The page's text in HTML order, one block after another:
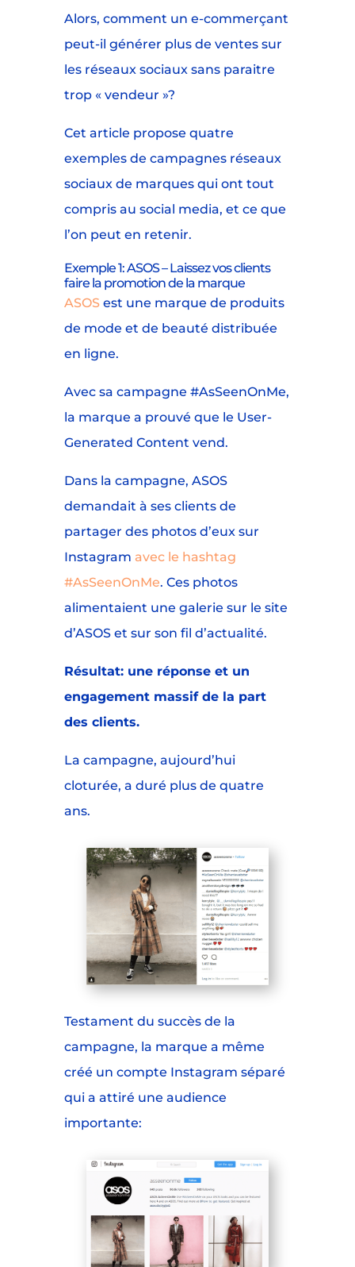
Alors, comment un e-commerçant
peut-il générer plus de ventes sur
les réseaux sociaux sans paraitre
trop « vendeur »?
Cet article propose quatre
exemples de campagnes réseaux
sociaux de marques qui ont tout
compris au social media, et ce que
l’on peut en retenir.
Exemple 1: ASOS – Laissez vos clients
faire la promotion de la marque
ASOSest une marque de produits
de mode et de beauté distribuée
en ligne.
Avec sa campagne #AsSeenOnMe,
la marque a prouvé que le User-
Generated Content vend.
Dans la campagne, ASOS
demandait à ses clients de
partager des photos d’eux sur
Instagram avec le hashtag
#AsSeenOnMe. Ces photos
alimentaient une galerie sur le site
d’ASOS et sur son fil d’actualité.
Résultat: une réponse et un
engagement massif de la part
des clients.
La campagne, aujourd’hui
cloturée, a duré plus de quatre
ans.
Testament du succès de la
campagne, la marque a même
créé un compte Instagram séparé
qui a attiré une audience
importante: